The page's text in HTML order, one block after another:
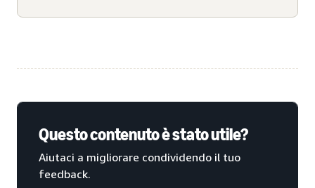
Questo contenuto è stato utile?
Aiutaci a migliorare condividendo il tuo
feedback.